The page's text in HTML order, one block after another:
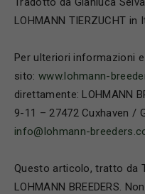
LOHMANN TIERZUCHT in
Per ulteriori informazioni
sito: www.lohmann-
direttamente: LOHMANN
9-11 – 27472 Cuxhaven /
info@lohmann-
Questo articolo, tratto da
LOHMANN BREEDERS.